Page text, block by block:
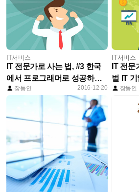
IT서비스
IT 전문가로 사는 법, #3 한국
에서 프로그래머로 성공하는
방법장동인 2016-12-20
IT서비스
IT 전문
벌 IT
비 장동인